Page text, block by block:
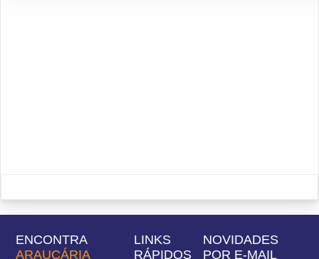
ENCONTRA
ARAUCÁRIA
LINKS
RÁPIDOS
NOVIDADES
POR E-MAIL